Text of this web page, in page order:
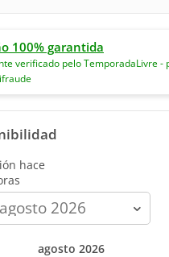
100% garantida
verificado pelo TemporadaLivre -
hace
calendar-
month
agosto 2026